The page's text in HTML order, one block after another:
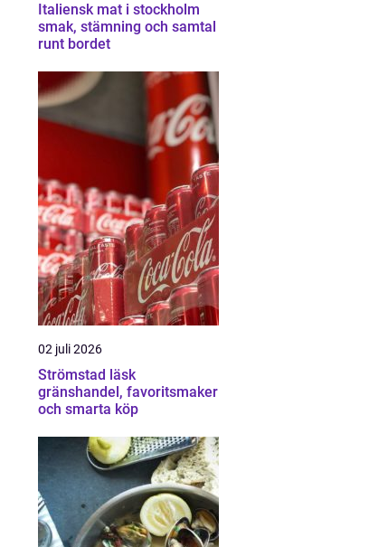
Italiensk mat i stockholm
smak, stämning och samtal
runt bordet
02 juli 2026
Strömstad läsk
gränshandel, favoritsmaker
och smarta köp